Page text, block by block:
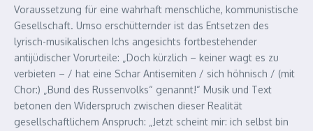
Voraussetzung für eine wahrhaft menschliche, kommunistische
Gesellschaft. Umso erschütternder ist das Entsetzen des
lyrisch-musikalischen Ichs angesichts fortbestehender
antijüdischer Vorurteile: „Doch kürzlich – keiner wagt es zu
verbieten – / hat eine Schar Antisemiten / sich höhnisch / (mit
Chor:) „Bund des Russenvolks“ genannt!“ Musik und Text
betonen den Widerspruch zwischen dieser Realität
gesellschaftlichem Anspruch: „Jetzt scheint mir: ich selbst bin